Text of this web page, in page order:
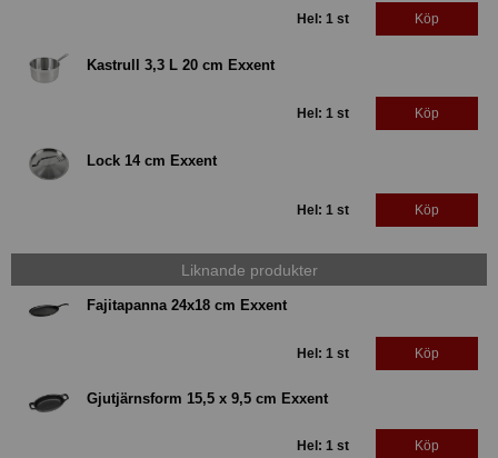
Hel: 1 st Köp
Kastrull 3,3 L 20 cm Exxent
Hel: 1 st Köp
Lock 14 cm Exxent
Hel: 1 st Köp
Liknande produkter
Fajitapanna 24x18 cm Exxent
Hel: 1 st Köp
Gjutjärnsform 15,5 x 9,5 cm Exxent
Hel: 1 st Köp